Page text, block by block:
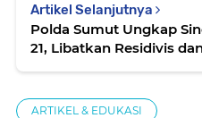
Artikel Selanjutnya
Polda Sumut Ungkap
21, Libatkan Residivis
ARTIKEL & EDUKASI